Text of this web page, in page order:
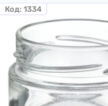
Код: 1334